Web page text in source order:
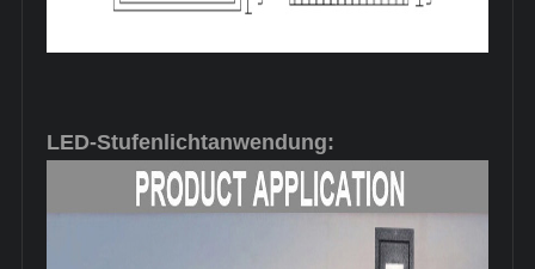
LED-Stufenlichtanwendung: